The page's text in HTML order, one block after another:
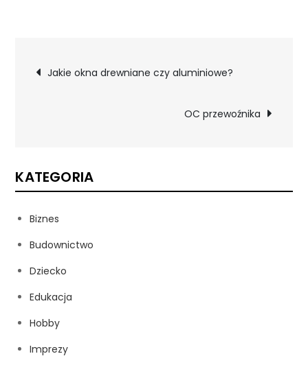
Nawigacja
Jakie okna drewniane czy aluminiowe?
OC przewoźnika
KATEGORIA
Biznes
Budownictwo
Dziecko
Edukacja
Hobby
Imprezy